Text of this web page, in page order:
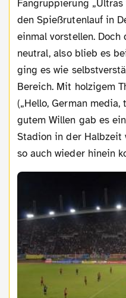
Fangruppierung
den Spießrutenlauf in
einmal vorstellen. Doch
neutral, also blieb es
ging es wie
Bereich. Mit holzigem
(„Hello, German
gutem Willen gab es
Stadion in der Halbzeit
so auch wieder hinein